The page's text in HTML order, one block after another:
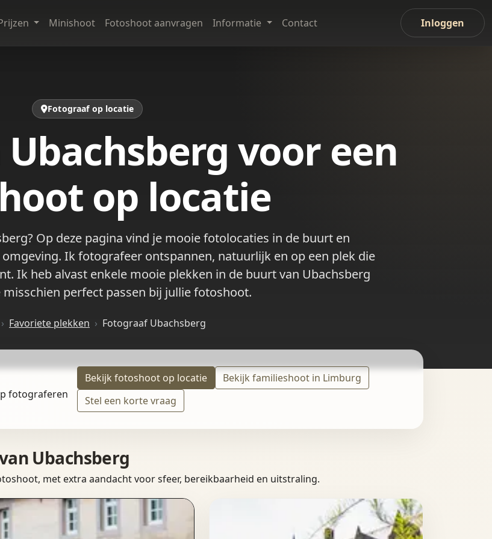
Minishoot Fotoshoot aanvragen Informatie Contact Inloggen
Fotograaf op locatie
voor een
op locatie
Op deze pagina vind je mooie fotolocaties in de buurt en
Ik fotografeer ontspannen, natuurlijk en op een plek die
Ik heb alvast enkele mooie plekken in de buurt van Ubachsberg
misschien perfect passen bij jullie fotoshoot.
Favoriete plekken Fotograaf Ubachsberg
fotograferen
Bekijk fotoshoot op locatie
Bekijk familieshoot in Limburg
Stel een korte vraag
Ubachsberg
met extra aandacht voor sfeer, bereikbaarheid en uitstraling.